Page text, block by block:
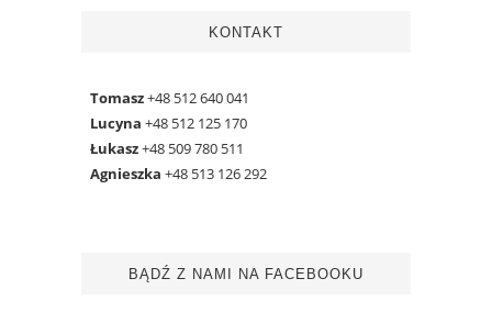
KONTAKT
Tomasz+48 512 640 041
Lucyna +48 512 125 170
Łukasz+48 509 780 511
Agnieszka +48 513 126 292
BĄDŹ Z NAMI NA FACEBOOKU